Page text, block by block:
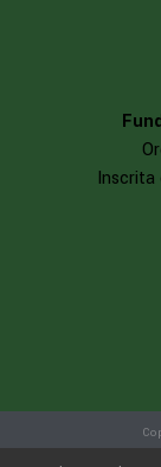
Inscrita